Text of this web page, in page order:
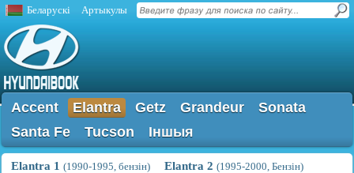
Беларускі Артыкулы
Accent Elantra Getz Grandeur
Sonata
Santa Fe
Tucson Іншыя
Elantra 1 (1990-1995, бензін) Elantra 2 (1995-2000, Бензін)